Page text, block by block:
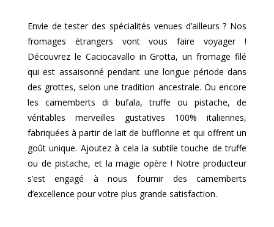
Envie de tester des spécialités venues d’ailleurs ? Nos
fromages étrangers vont vous faire voyager !
Découvrez le Caciocavallo in Grotta, un fromage filé
qui est assaisonné pendant une longue période dans
des grottes, selon une tradition ancestrale. Ou encore
les camemberts di bufala, truffe ou pistache, de
véritables merveilles gustatives 100% italiennes,
fabriquées à partir de lait de bufflonne et qui offrent un
goût unique. Ajoutez à cela la subtile touche de truffe
ou de pistache, et la magie opère ! Notre producteur
s’est engagé à nous fournir des camemberts
d’excellence pour votre plus grande satisfaction.